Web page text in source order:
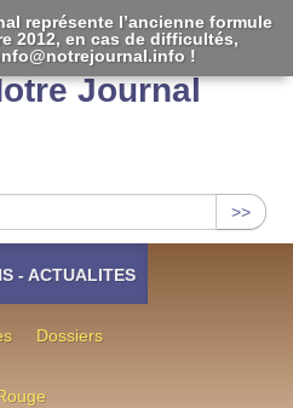
Journal
>>
- ACTUALITES
Dossiers
représente l’ancienne formule
2012, en cas de difficultés,
!